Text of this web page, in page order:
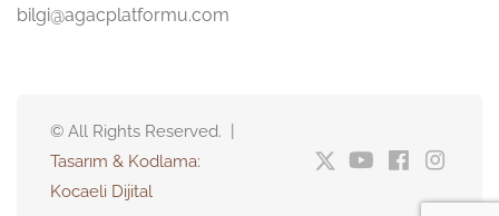
bilgi@agacplatformu.com
© All Rights Reserved. |
Tasarım & Kodlama:
Kocaeli Dijital